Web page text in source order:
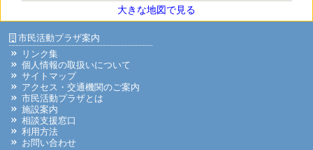
大きな地図で見る
市民活動プラザ案内
リンク集
個人情報の取扱いについて
サイトマップ
アクセス・交通機関のご案内
市民活動プラザとは
施設案内
相談支援窓口
利用方法
お問い合わせ